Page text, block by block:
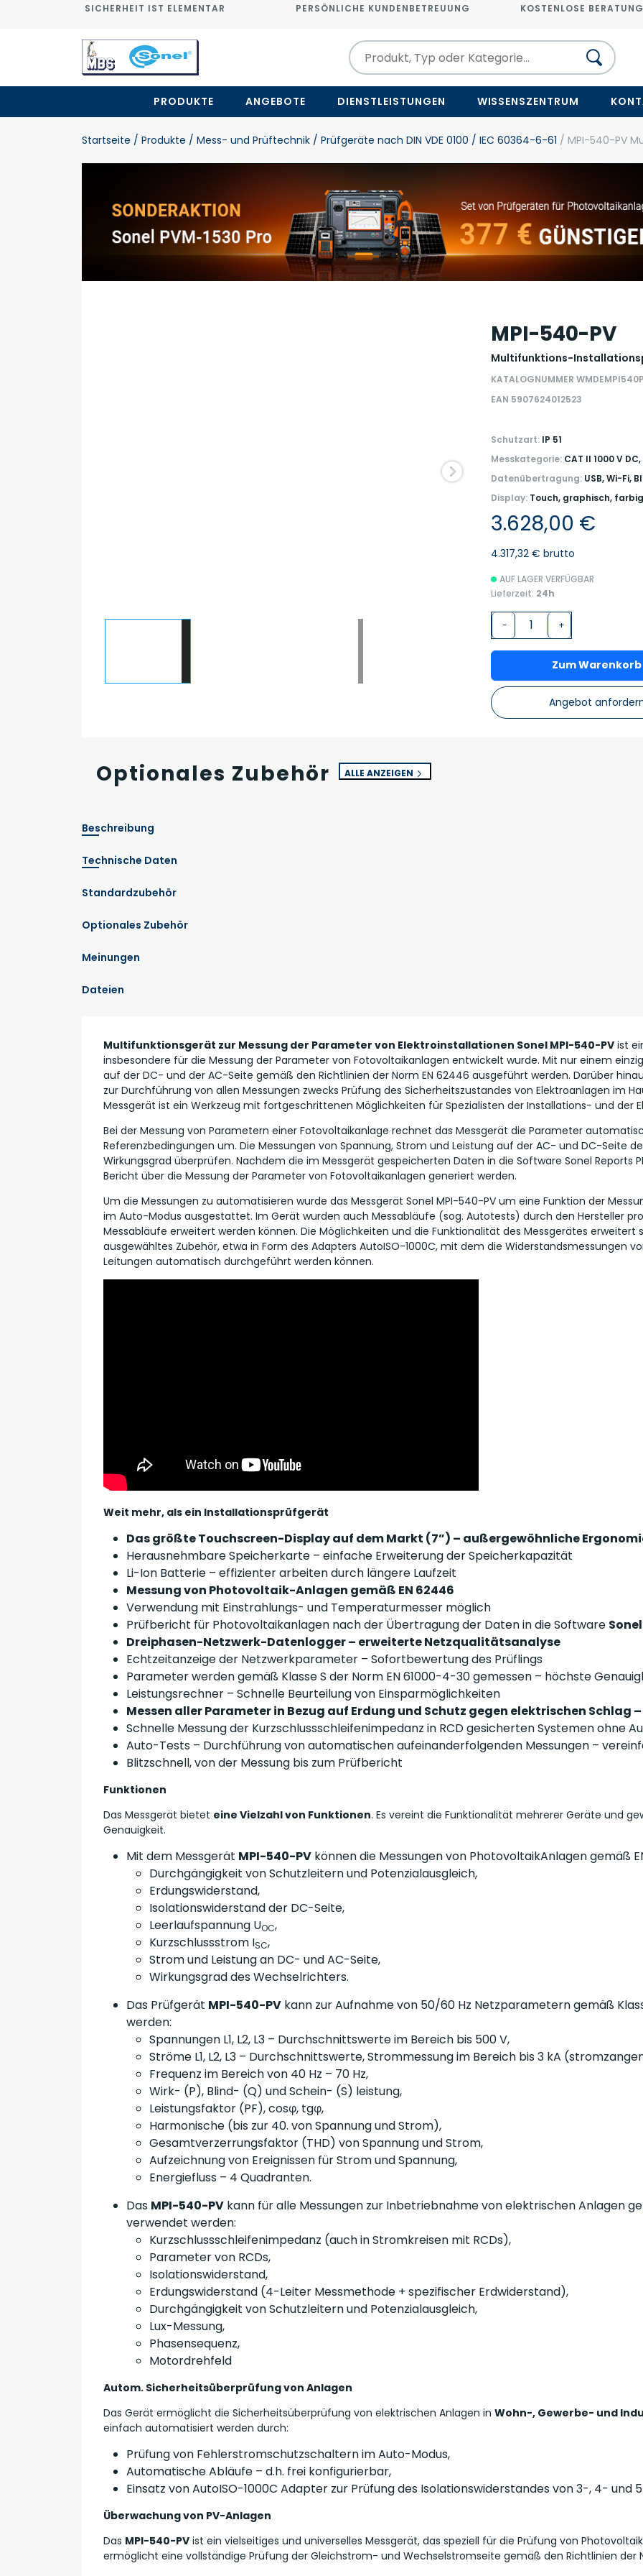
SICHERHEIT IST ELEMENTAR PERSÖNLICHE KUNDENBETREUUNG KOSTENLOSE BERATUNG
PRODUKTE ANGEBOTE DIENSTLEISTUNGEN WISSENSZENTRUM
Startseite / Produkte / Mess- und Prüftechnik / Prüfgeräte nach DIN VDE 0100 / IEC 60364-6-61 / MPI-540-PV
MPI-540-PV
Multifunktions-
KATALOGNUMMER
EAN 5907624012523
Schutzart: IP 51
Messkategorie: CAT II 1000 V
Datenübertragung: USB, Wi-Fi,
Display: Touch, graphisch,
3.628,00 €
4.317,32 € brutto
AUF LAGER VERFÜGBAR
Lieferzeit: 24h
- +
Zum Warenkorb
Angebot
Optionales Zubehör ALLE ANZEIGEN
Beschreibung
Technische Daten
Standardzubehör
Optionales Zubehör
Meinungen
Dateien
Multifunktionsgerät zur Messung der Parameter von Elektroinstallationen Sonel MPI-540-PV ist
insbesondere für die Messung der Parameter von Fotovoltaikanlagen entwickelt wurde. Mit nur einem
auf der DC- und der AC-Seite gemäß den Richtlinien der Norm EN 62446 ausgeführt werden. Darüber
zur Durchführung von allen Messungen zwecks Prüfung des Sicherheitszustandes von Elektroanlagen im
Messgerät ist ein Werkzeug mit fortgeschrittenen Möglichkeiten für Spezialisten der Installations- und der
Bei der Messung von Parametern einer Fotovoltaikanlage rechnet das Messgerät die Parameter
Referenzbedingungen um. Die Messungen von Spannung, Strom und Leistung auf der AC- und DC-Seite
Wirkungsgrad überprüfen. Nachdem die im Messgerät gespeicherten Daten in die Software Sonel Reports
Bericht über die Messung der Parameter von Fotovoltaikanlagen generiert werden.
Um die Messungen zu automatisieren wurde das Messgerät Sonel MPI-540-PV um eine Funktion der
im Auto-Modus ausgestattet. Im Gerät wurden auch Messabläufe (sog. Autotests) durch den Hersteller
Messabläufe erweitert werden können. Die Möglichkeiten und die Funktionalität des Messgerätes
ausgewähltes Zubehör, etwa in Form des Adapters AutoISO-1000C, mit dem die Widerstandsmessungen
Leitungen automatisch durchgeführt werden können.
Weit mehr, als ein Installationsprüfgerät
Das größte Touchscreen-Display auf dem Markt (7”) – außergewöhnliche
Herausnehmbare Speicherkarte – einfache Erweiterung der Speicherkapazität
Li-Ion Batterie – effizienter arbeiten durch längere Laufzeit
Messung von Photovoltaik-Anlagen gemäß EN 62446
Verwendung mit Einstrahlungs- und Temperaturmesser möglich
Prüfbericht für Photovoltaikanlagen nach der Übertragung der Daten in die Software
Dreiphasen-Netzwerk-Datenlogger – erweiterte Netzqualitätsanalyse
Echtzeitanzeige der Netzwerkparameter – Sofortbewertung des Prüflings
Parameter werden gemäß Klasse S der Norm EN 61000-4-30 gemessen – höchste
Leistungsrechner – Schnelle Beurteilung von Einsparmöglichkeiten
Messen aller Parameter in Bezug auf Erdung und Schutz gegen elektrischen Schlag
Schnelle Messung der Kurzschlussschleifenimpedanz in RCD gesicherten Systemen ohne
Auto-Tests – Durchführung von automatischen aufeinanderfolgenden Messungen –
Blitzschnell, von der Messung bis zum Prüfbericht
Funktionen
Das Messgerät bietet eine Vielzahl von Funktionen. Es vereint die Funktionalität mehrerer Geräte und
Genauigkeit.
Mit dem Messgerät MPI-540-PV können die Messungen von PhotovoltaikAnlagen gemäß
Durchgängigkeit von Schutzleitern und Potenzialausgleich,
Erdungswiderstand,
Isolationswiderstand der DC-Seite,
Leerlaufspannung UOC,
Kurzschlussstrom ISC,
Strom und Leistung an DC- und AC-Seite,
Wirkungsgrad des Wechselrichters.
Das Prüfgerät MPI-540-PV kann zur Aufnahme von 50/60 Hz Netzparametern gemäß
werden:
Spannungen L1, L2, L3 – Durchschnittswerte im Bereich bis 500 V,
Ströme L1, L2, L3 – Durchschnittswerte, Strommessung im Bereich bis 3 kA
Frequenz im Bereich von 40 Hz – 70 Hz,
Wirk- (P), Blind- (Q) und Schein- (S) leistung,
Leistungsfaktor (PF), cosφ, tgφ,
Harmonische (bis zur 40. von Spannung und Strom),
Gesamtverzerrungsfaktor (THD) von Spannung und Strom,
Aufzeichnung von Ereignissen für Strom und Spannung,
Energiefluss – 4 Quadranten.
Das MPI-540-PV kann für alle Messungen zur Inbetriebnahme von elektrischen Anlagen
verwendet werden:
Kurzschlussschleifenimpedanz (auch in Stromkreisen mit RCDs),
Parameter von RCDs,
Isolationswiderstand,
Erdungswiderstand (4-Leiter Messmethode + spezifischer Erdwiderstand),
Durchgängigkeit von Schutzleitern und Potenzialausgleich,
Lux-Messung,
Phasensequenz,
Motordrehfeld
Autom. Sicherheitsüberprüfung von Anlagen
Das Gerät ermöglicht die Sicherheitsüberprüfung von elektrischen Anlagen in Wohn-, Gewerbe- und
einfach automatisiert werden durch:
Prüfung von Fehlerstromschutzschaltern im Auto-Modus,
Automatische Abläufe – d.h. frei konfigurierbar,
Einsatz von AutoISO-1000C Adapter zur Prüfung des Isolationswiderstandes von 3-, 4- und
Überwachung von PV-Anlagen
Das MPI-540-PV ist ein vielseitiges und universelles Messgerät, das speziell für die Prüfung von
ermöglicht eine vollständige Prüfung der Gleichstrom- und Wechselstromseite gemäß den Richtlinien der